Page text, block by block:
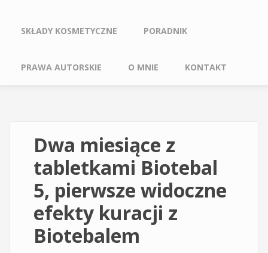
SKŁADY KOSMETYCZNE PORADNIK
PRAWA AUTORSKIE O MNIE KONTAKT
Dwa miesiące z
tabletkami Biotebal
5, pierwsze widoczne
efekty kuracji z
Biotebalem